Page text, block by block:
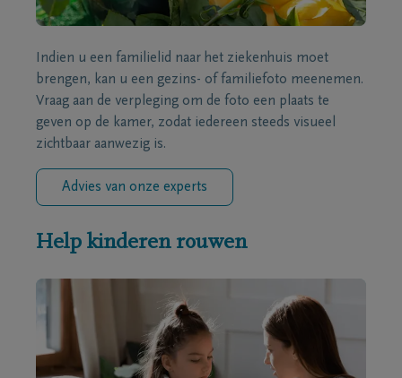
Indien u een familielid naar het ziekenhuis moet
brengen, kan u een gezins- of familiefoto meenemen.
Vraag aan de verpleging om de foto een plaats te
geven op de kamer, zodat iedereen steeds visueel
zichtbaar aanwezig is.
Advies van onze experts
Help kinderen rouwen